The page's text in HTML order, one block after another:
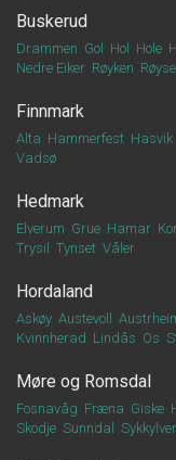
Buskerud
Drammen Gol Hol Hole
Nedre Eiker Røyken Røyse
Finnmark
Alta Hammerfest Hasvik
Vadsø
Hedmark
Elverum Grue Hamar
Trysil
Tynset Våler
Hordaland
Askøy Austevoll
Kvinnherad Lindås Os
Møre og Romsdal
Fosnavåg Fræna Giske
Skodje Sunndal